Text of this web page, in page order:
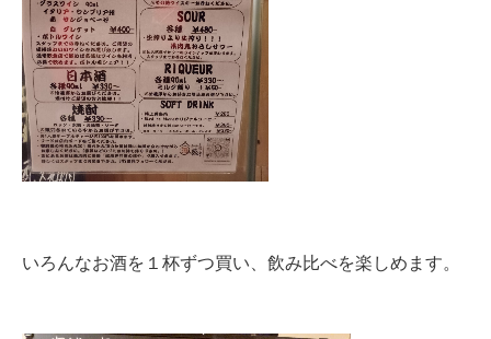
いろんなお酒を１杯ずつ買い、飲み比べを楽しめます。